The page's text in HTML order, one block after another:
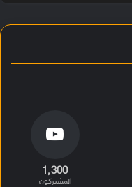
1٬300
المشتركون